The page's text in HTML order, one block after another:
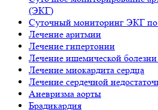
(ЭКГ)
Суточный мониторинг ЭКГ по
Лечение аритмии
Лечение гипертонии
Лечение ишемической болезни
Лечение миокардита сердца
Лечение сердечной
Аневризма аорты
Брадикардия